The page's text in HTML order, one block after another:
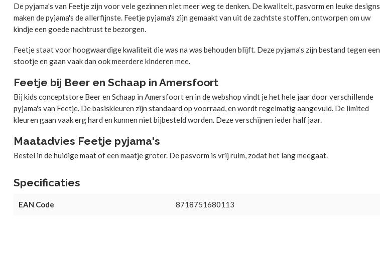
De pyjama's van Feetje zijn voor vele gezinnen niet meer weg te denken. De kwaliteit, pasvorm en leuke designs
maken de pyjama's de allerfijnste. Feetje pyjama's zijn gemaakt van uit de zachtste stoffen, ontworpen om uw
kindje een goede nachtrust te bezorgen.
Feetje staat voor hoogwaardige kwaliteit die was na was behouden blijft. Deze pyjama's zijn bestand tegen een
stootje en gaan vaak dan ook meerdere kinderen mee.
Feetje bij Beer en Schaap in Amersfoort
Bij kids conceptstore Beer en Schaap in Amersfoort en in de webshop vindt je het hele jaar door verschillende
pyjama's van Feetje. De basiskleuren zijn standaard op voorraad, en wordt regelmatig aangevuld. De limited
kleuren gaan vaak erg hard en kunnen niet bijbesteld worden. Deze verschijnen ieder half jaar.
Maatadvies Feetje pyjama's
Bestel in de huidige maat of een maatje groter. De pasvorm is vrij ruim, zodat het lang meegaat.
Specificaties
EAN Code 8718751680113